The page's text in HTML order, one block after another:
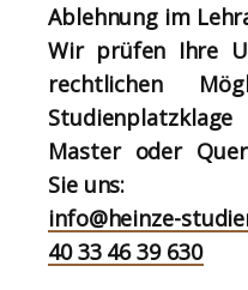
Ablehnung im
Wir prüfen Ihre
rechtlichen
Master oder
Sie uns:
info@heinze-
40 33 46 39 630